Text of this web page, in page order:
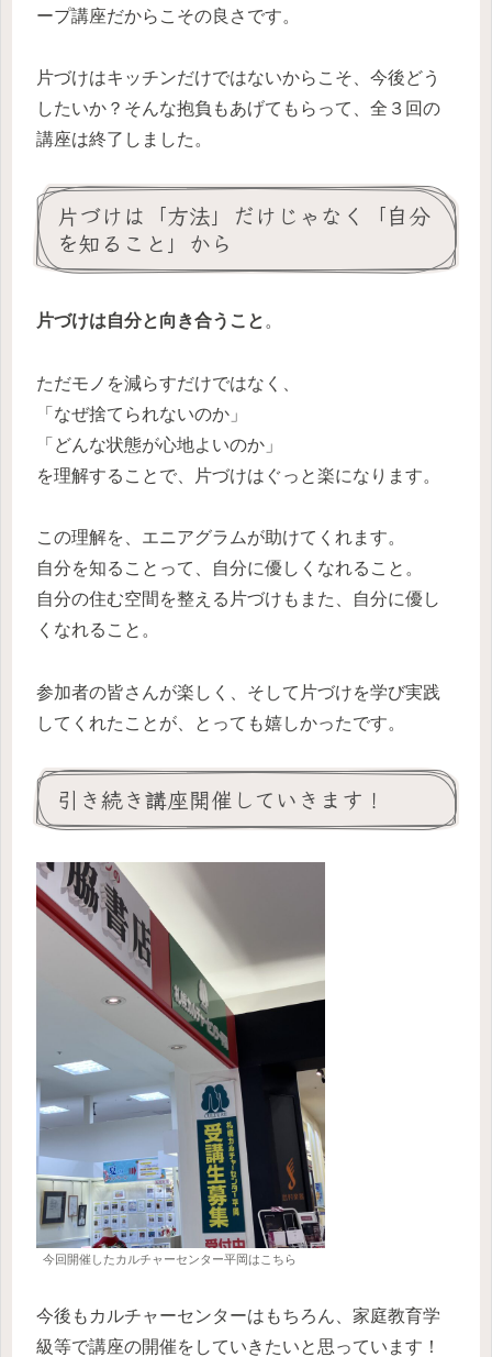
ープ講座だからこその良さです。
片づけはキッチンだけではないからこそ、今後どう
したいか？そんな抱負もあげてもらって、全３回の
講座は終了しました。
片づけは「方法」だけじゃなく「自分
を知ること」から
片づけは自分と向き合うこと 。
ただモノを減らすだけではなく、
「なぜ捨てられないのか」
「どんな状態が心地よいのか」
を理解することで、片づけはぐっと楽になります。
この理解を、エニアグラムが助けてくれます。
自分を知ることって、自分に優しくなれること。
自分の住む空間を整える片づけもまた、自分に優し
くなれること。
参加者の皆さんが楽しく、そして片づけを学び実践
してくれたことが、とっても嬉しかったです。
引き続き講座開催していきます！
今回開催したカルチャーセンター平岡はこちら
今後もカルチャーセンターはもちろん、家庭教育学
級等で講座の開催をしていきたいと思っています！